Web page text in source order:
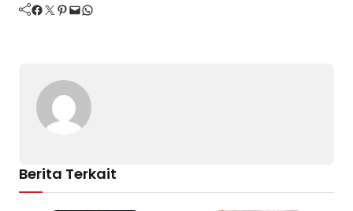
Facebook Twitter Pinterest Mail WhatsApp
Berita Terkait